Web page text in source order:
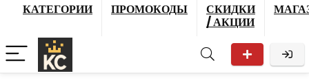
КАТЕГОРИИ ПРОМОКОДЫ
СКИДКИ
/ АКЦИИ